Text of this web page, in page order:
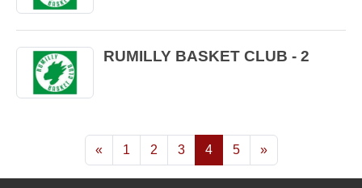
RUMILLY BASKET CLUB - 2
« 1 2 3 4 5 »